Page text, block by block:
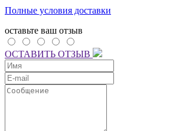
Полные условия доставки
оставьте ваш отзыв
ОСТАВИТЬ ОТЗЫВ